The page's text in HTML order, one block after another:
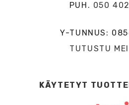
PUH. 050
Y-TUNNUS:
TUTUSTU
KÄYTETYT